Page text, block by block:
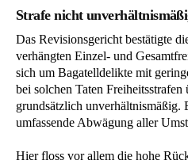
Strafe nicht
Das Revisionsgericht bestätigte
verhängten Einzel- und
sich um Bagatelldelikte mit
bei solchen Taten
grundsätzlich unverhältnismäßig.
umfassende Abwägung aller
Hier floss vor allem die hohe